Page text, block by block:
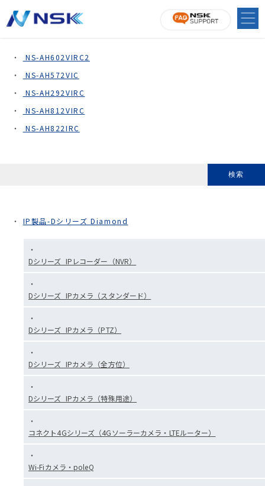
全天候型カメラ
NS-AH602VIRC2
NS-AH572VIC
NS-AH292VIRC
NS-AH812VIRC
NS-AH822IRC
IP製品-Dシリーズ Diamond
Dシリーズ_IPレコーダー（NVR）
Dシリーズ_IPカメラ（スタンダード）
Dシリーズ_IPカメラ（PTZ）
Dシリーズ_IPカメラ（全方位）
Dシリーズ_IPカメラ（特殊用途）
コネクト4Gシリーズ（4Gソーラーカメラ・LTEルーター）
Wi-Fiカメラ・poleQ